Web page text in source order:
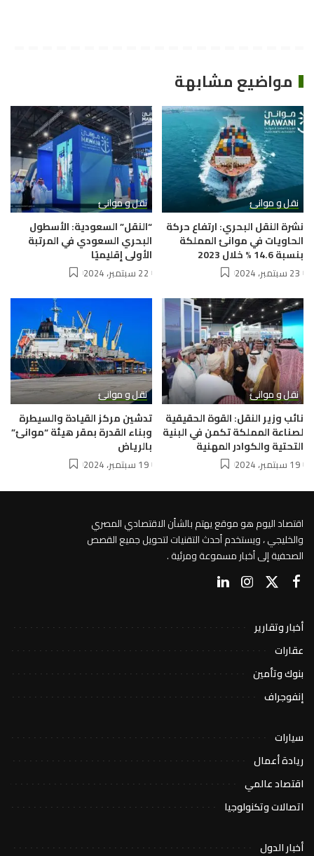
مواضيع مشابهة
نقل و موانئ
نشرة النقل البحري: ارتفاع حركة
الحاويات في موانئ المملكة
بنسبة 14.6 % خلال 2023
23 سبتمبر، 2024
نقل و موانئ
“النقل” السعودية: الأسطول
البحري السعودي في المرتبة
الأولى إقليميًا
22 سبتمبر، 2024
نقل و موانئ
نائب وزير النقل: القوة الحقيقية
لصناعة المملكة تكمن في البنية
التحتية والكوادر المهنية
19 سبتمبر، 2024
نقل و موانئ
تدشين مركز القيادة والسيطرة
وبناء القدرة بمقر هيئة “موانئ”
بالرياض
19 سبتمبر، 2024
اقتصاد اليوم هو موقع يهتم بالشأن الاقتصادي المصري
والخليجي ، ويستخدم أحدث التقنيات لتحويل جميع القصص
الصحفية إلى أخبار مسموعة ومرئية .
أخبار وتقارير
عقارات
بنوك وتأمين
إنفوجراف
سيارات
ريادة أعمال
اقتصاد عالمي
اتصالات وتكنولوجيا
أخبار الدول